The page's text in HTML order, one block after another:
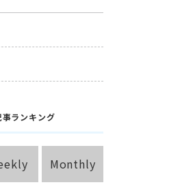
事ランキング
Monthly